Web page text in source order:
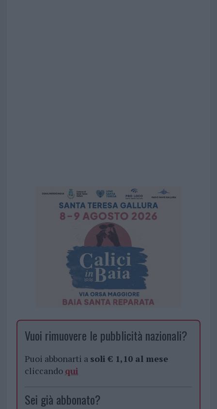
Vuoi rimuovere le pubblicità nazionali?
Puoi abbonarti a soli € 1,10 al mese
cliccando qui
Sei già abbonato?